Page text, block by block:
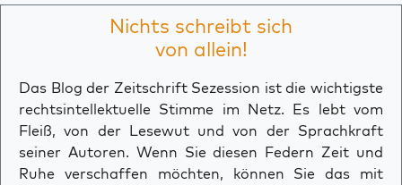
Nichts schreibt sich
von allein!
Das Blog der Zeitschrift Sezession ist die wichtigste
rechtsintellektuelle Stimme im Netz. Es lebt vom
Fleiß, von der Lesewut und von der Sprachkraft
seiner Autoren. Wenn Sie diesen Federn Zeit und
Ruhe verschaffen möchten, können Sie das mit